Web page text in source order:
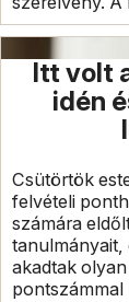
Itt volt
idén
Csütörtök
felvételi
számára
tanulmányait,
akadtak
pontszámmal